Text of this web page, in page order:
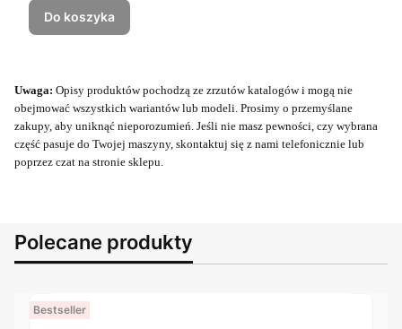
Do koszyka
Uwaga: Opisy produktów pochodzą ze zrzutów katalogów i mogą nie
obejmować wszystkich wariantów lub modeli. Prosimy o przemyślane
zakupy, aby uniknąć nieporozumień. Jeśli nie masz pewności, czy wybrana
część pasuje do Twojej maszyny, skontaktuj się z nami telefonicznie lub
poprzez czat na stronie sklepu.
Polecane produkty
Bestseller